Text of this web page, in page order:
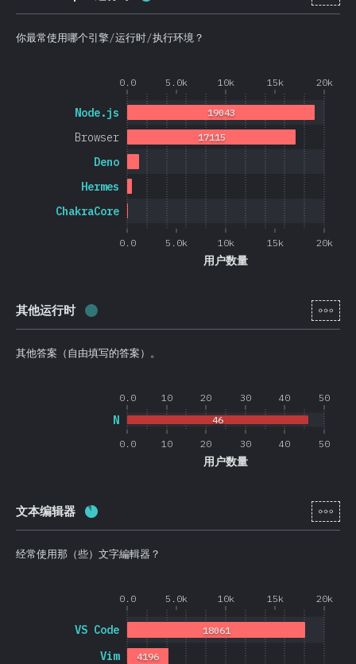
你最常使用哪个引擎/运行时/执行环境？
0.0 5.0k 10k 15k 20k
0.0 5.0k 10k 15k 20k
用户数量
ChakraCore
Hermes
Deno
Browser
Node.js
17115
19043
其他运行时 完成率: [zh-
其他答案（自由填写的答案）。
0.0 10 20 30 40 50
0.0 10 20 30 40 50
用户数量
N 46
文本编辑器 完成率: [zh-
经常使用那（些）文字編輯器？
0.0 5.0k 10k 15k 20k
Vim
VS Code
4196
18061